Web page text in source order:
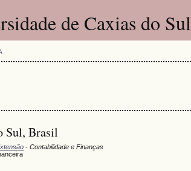
de Caxias do Sul
Sul, Brasil
- Contabilidade e Finanças